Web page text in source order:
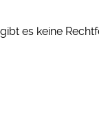
es keine